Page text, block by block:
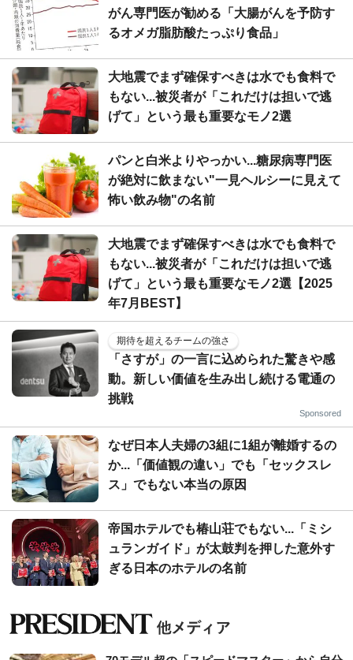
がん専門医が勧める「大腸がんを予防す
るオメガ脂肪酸たっぷり食品」
大地震でまず確保すべきは水でも食料で
もない...被災者が「これだけは担いで逃
げて」という最も重要なモノ2選
パンと白米よりやっかい...糖尿病専門医
が絶対に飲まない"一見ヘルシーに見えて
怖い飲み物"の名前
大地震でまず確保すべきは水でも食料で
もない...被災者が「これだけは担いで逃
げて」という最も重要なモノ2選【2025
年7月BEST】
期待を超えるチームの強さ
「さすが」の一言に込められた驚きや感
動。新しい価値を生み出し続ける電通の
挑戦
Sponsored
なぜ日本人夫婦の3組に1組が離婚するの
か...「価値観の違い」でも「セックスレ
ス」でもない本当の原因
帝国ホテルでも椿山荘でもない...「ミシ
ュランガイド」が太鼓判を押した意外す
ぎる日本のホテルの名前